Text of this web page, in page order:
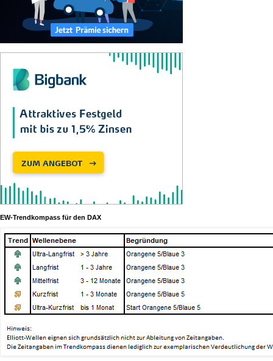
EW-Trendkompass für den DAX